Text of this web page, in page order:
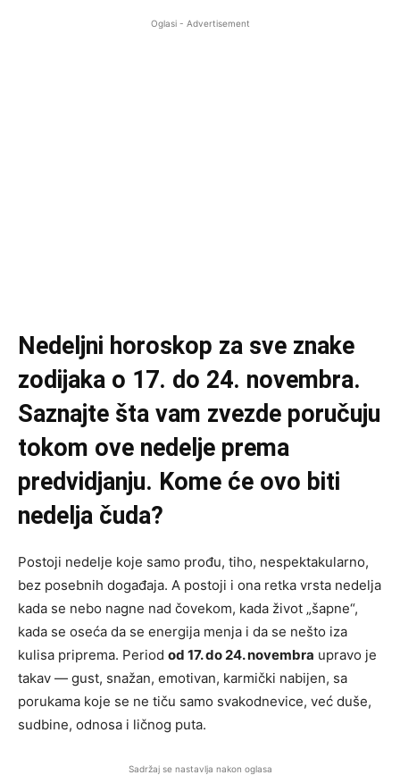
Oglasi - Advertisement
Nedeljni horoskop za sve znake
zodijaka o 17. do 24. novembra.
Saznajte šta vam zvezde poručuju
tokom ove nedelje prema
predvidjanju. Kome će ovo biti
nedelja čuda?
Postoji nedelje koje samo prođu, tiho, nespektakularno,
bez posebnih događaja. A postoji i ona retka vrsta nedelja
kada se nebo nagne nad čovekom, kada život „šapne“,
kada se oseća da se energija menja i da se nešto iza
kulisa priprema. Period od 17. do 24. novembra upravo je
takav — gust, snažan, emotivan, karmički nabijen, sa
porukama koje se ne tiču samo svakodnevice, već duše,
sudbine, odnosa i ličnog puta.
Sadržaj se nastavlja nakon oglasa